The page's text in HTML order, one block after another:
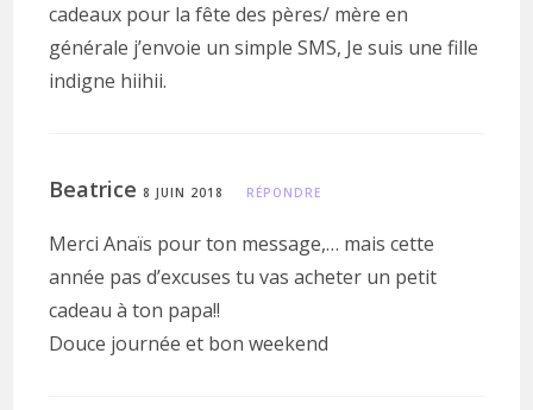
cadeaux pour la fête des pères/ mère en
générale j’envoie un simple SMS, Je suis une fille
indigne hiihii.
Beatrice 8 JUIN 2018 RÉPONDRE
Merci Anaïs pour ton message,… mais cette
année pas d’excuses tu vas acheter un petit
cadeau à ton papa!!
Douce journée et bon weekend